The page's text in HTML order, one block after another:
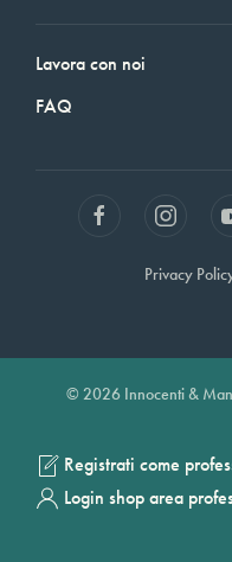
Lavora con noi
FAQ
Privacy
© 2026 Innocenti &
Registrati come
Login shop area